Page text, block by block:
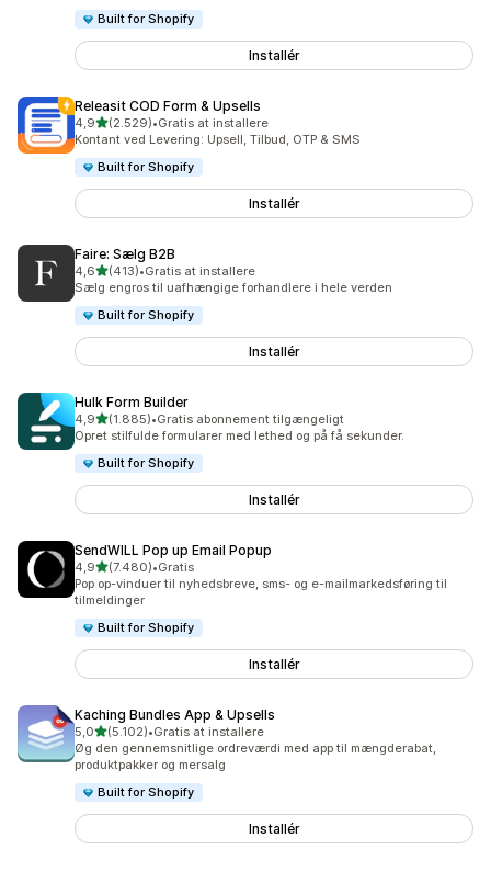
Built for Shopify
Installér
Releasit COD Form & Upsells
4,9ud af 5 stjerner
(2.529)
2529 anmeldelser i alt
•Gratis at installere
Kontant ved Levering: Upsell, Tilbud, OTP & SMS
Built for Shopify
Installér
Faire: Sælg B2B
4,6ud af 5 stjerner
(413)
413 anmeldelser i alt
•Gratis at installere
Sælg engros til uafhængige forhandlere i hele verden
Built for Shopify
Installér
Hulk Form Builder
4,9ud af 5 stjerner
(1.885)
1885 anmeldelser i alt
•Gratis abonnement tilgængeligt
Opret stilfulde formularer med lethed og på få sekunder.
Built for Shopify
Installér
SendWILL Pop up Email Popup
4,9ud af 5 stjerner
(7.480)
7480 anmeldelser i alt
•Gratis
Pop op-vinduer til nyhedsbreve, sms- og e-mailmarkedsføring til
tilmeldinger
Built for Shopify
Installér
Kaching Bundles App & Upsells
5,0ud af 5 stjerner
(5.102)
5102 anmeldelser i alt
•Gratis at installere
Øg den gennemsnitlige ordreværdi med app til mængderabat,
produktpakker og mersalg
Built for Shopify
Installér